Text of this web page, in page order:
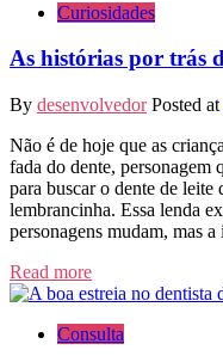
Curiosidades
As histórias por trás
By desenvolvedor Posted at
Não é de hoje que as
fada do dente, personagem
para buscar o dente de leite
lembrancinha. Essa lenda
personagens mudam, mas
Read more
Consulta